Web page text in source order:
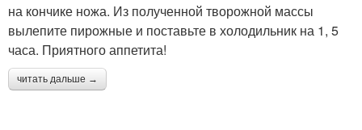
на кончике ножа. Из полученной творожной массы
вылепите пирожные и поставьте в холодильник на 1, 5
часа. Приятного аппетита!
читать дальше →